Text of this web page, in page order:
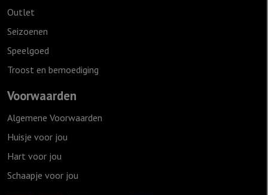
Outlet
Seizoenen
Speelgoed
Troost en bemoediging
Voorwaarden
Algemene Voorwaarden
Huisje voor jou
Hart voor jou
Schaapje voor jou